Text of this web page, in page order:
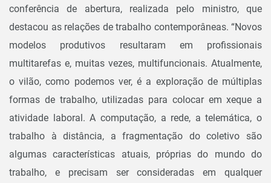
conferência de abertura, realizada pelo ministro, que
destacou as relações de trabalho contemporâneas. “Novos
modelos produtivos resultaram em profissionais
multitarefas e, muitas vezes, multifuncionais. Atualmente,
o vilão, como podemos ver, é a exploração de múltiplas
formas de trabalho, utilizadas para colocar em xeque a
atividade laboral. A computação, a rede, a telemática, o
trabalho à distância, a fragmentação do coletivo são
algumas características atuais, próprias do mundo do
trabalho, e precisam ser consideradas em qualquer